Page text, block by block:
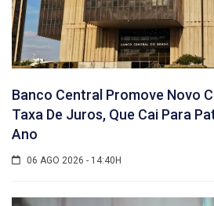
Banco Central Promove Novo
Taxa De Juros, Que Cai Para
Ano
06 AGO 2026 - 14:40H